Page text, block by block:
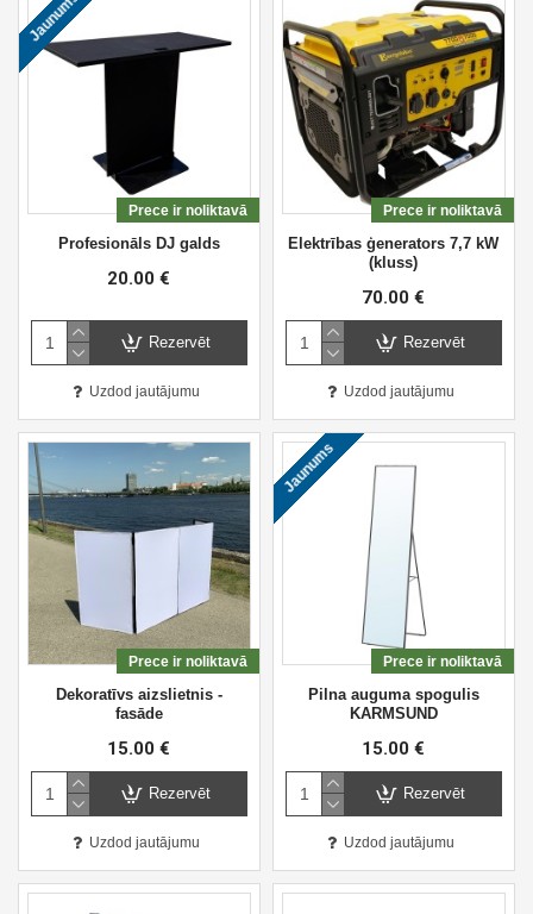
Jaunums
Prece ir noliktavā
Profesionāls DJ galds
20.00 €
Rezervēt
Uzdod jautājumu
Prece ir noliktavā
Elektrības ģenerators 7,7 kW
(kluss)
70.00 €
Rezervēt
Uzdod jautājumu
Prece ir noliktavā
Dekoratīvs aizslietnis -
fasāde
15.00 €
Rezervēt
Uzdod jautājumu
Jaunums
Prece ir noliktavā
Pilna auguma spogulis
KARMSUND
15.00 €
Rezervēt
Uzdod jautājumu